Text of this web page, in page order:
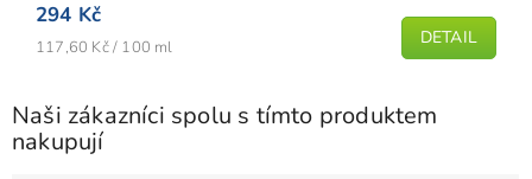
294 Kč
Měrná
117,60 Kč / 100 ml DETAIL
Naši zákazníci spolu s tímto produktem
nakupují